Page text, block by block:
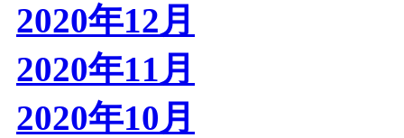
2020年12月
2020年11月
2020年10月